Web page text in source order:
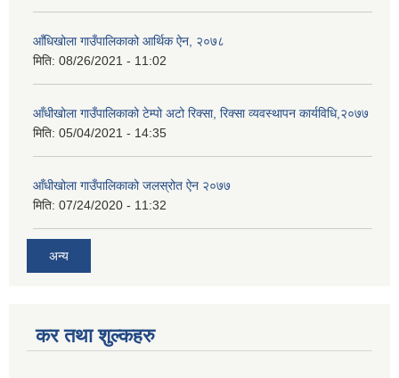
आँधिखोला गाउँपालिकाको आर्थिक ऐन, २०७८
मिति: 08/26/2021 - 11:02
आँधीखोला गाउँपालिकाको टेम्पो अटो रिक्सा, रिक्सा व्यवस्थापन कार्यविधि,२०७७
मिति: 05/04/2021 - 14:35
आँधीखोला गाउँपालिकाको जलस्रोत ऐन २०७७
मिति: 07/24/2020 - 11:32
अन्य
कर तथा शुल्कहरु